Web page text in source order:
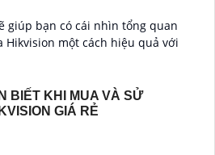
giúp bạn có cái nhìn tổng quan
Hikvision một cách hiệu quả với
BIẾT KHI MUA VÀ SỬ
GIÁ RẺ